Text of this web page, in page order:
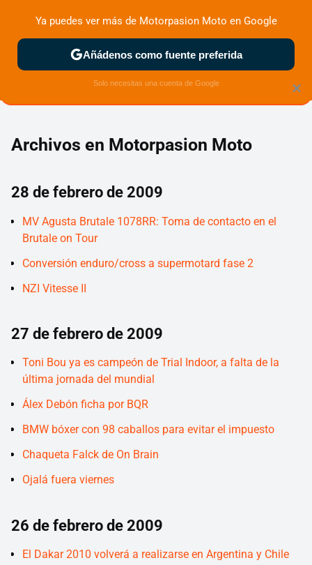
ZONA DE PRUEBAS DEPORTIVAS MOTOS ELÉCTRICAS
Archivos en Motorpasion Moto
28 de febrero de 2009
MV Agusta Brutale 1078RR: Toma de contacto en el
Brutale on Tour
Conversión enduro/cross a supermotard fase 2
NZI Vitesse II
27 de febrero de 2009
Toni Bou ya es campeón de Trial Indoor, a falta de la
última jornada del mundial
Álex Debón ficha por BQR
BMW bóxer con 98 caballos para evitar el impuesto
Chaqueta Falck de On Brain
Ojalá fuera viernes
26 de febrero de 2009
El Dakar 2010 volverá a realizarse en Argentina y Chile
×
Ya puedes ver más de Motorpasion Moto en Google
Añádenos como fuente preferida
Solo necesitas una cuenta de Google